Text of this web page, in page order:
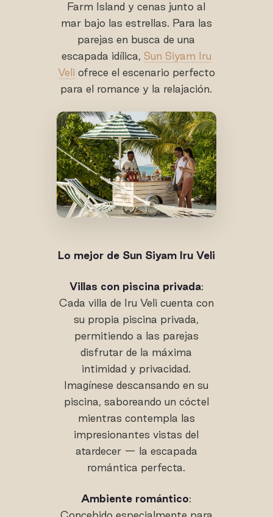
Farm Island y cenas junto al
mar bajo las estrellas. Para las
parejas en busca de una
escapada idílica, Sun Siyam Iru
Veli ofrece el escenario perfecto
para el romance y la relajación.
Lo mejor de Sun Siyam Iru Veli
Villas con piscina privada:
Cada villa de Iru Veli cuenta con
su propia piscina privada,
permitiendo a las parejas
disfrutar de la máxima
intimidad y privacidad.
Imagínese descansando en su
piscina, saboreando un cóctel
mientras contempla las
impresionantes vistas del
atardecer — la escapada
romántica perfecta.
Ambiente romántico: